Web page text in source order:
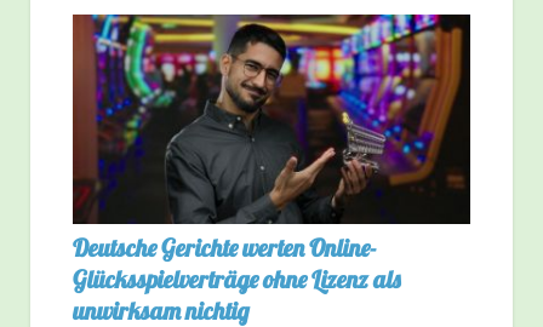
Deutsche Gerichte werten Online-
Glücksspielverträge ohne Lizenz als
unwirksam nichtig